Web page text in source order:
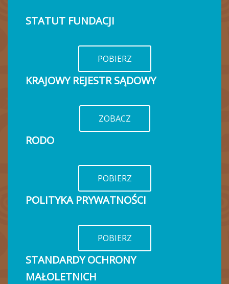
STATUT FUNDACJI
POBIERZ
KRAJOWY REJESTR SĄDOWY
ZOBACZ
RODO
POBIERZ
POLITYKA PRYWATNOŚCI
POBIERZ
STANDARDY OCHRONY
MAŁOLETNICH